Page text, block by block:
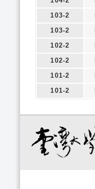
103-2
103-2
102-2
102-2
101-2
101-2